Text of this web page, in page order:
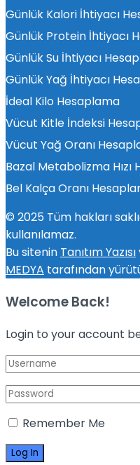
Günlük Kalori İhtiyacı
Günlük Protein İhtiyacı
Günlük Su İhtiyacı
Günlük Yağ İhtiyacı
İdeal Kilo Hesaplama
Vücut Kitle İndeksi
Vücut Yağ Oranı
Bazal Metabolizma Hızı
Bel Kalça Oranı
© 2025 Tüm hakları
kullanılamaz.
Bu sitenin Tanıtım Yazısı
MEDYA tarafından
Welcome Back!
Login to your account
Remember Me